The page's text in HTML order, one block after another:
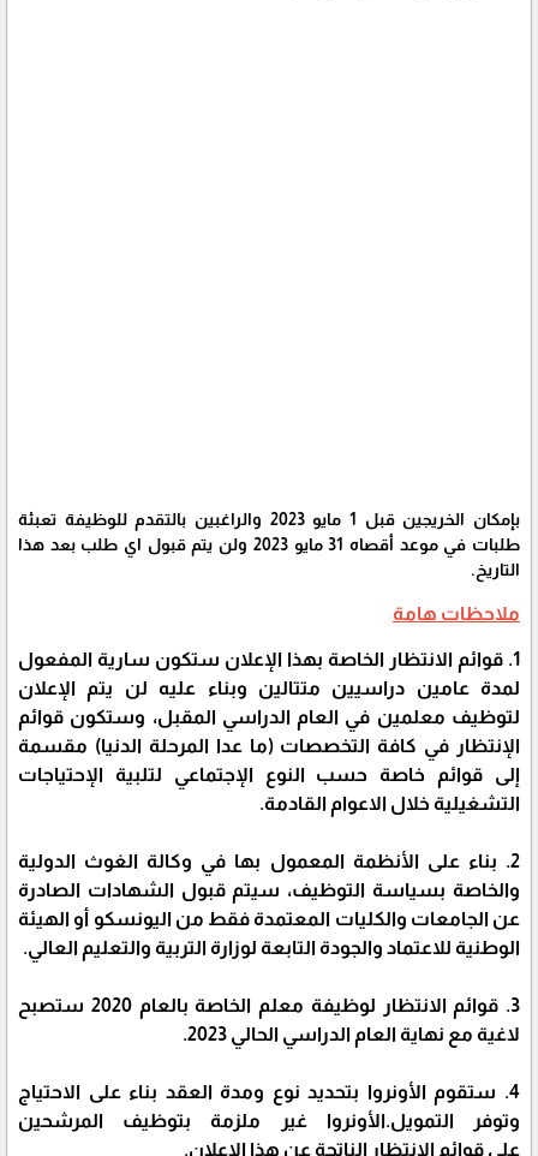
بإمكان الخريجين قبل 1 مايو 2023 والراغبين بالتقدم للوظيفة تعبئة
طلبات في موعد أقصاه 31 مايو 2023 ولن يتم قبول اي طلب بعد هذا
التاريخ.
ملاحظات هامة
1. قوائم الانتظار الخاصة بهذا الإعلان ستكون سارية المفعول
لمدة عامين دراسيين متتالين وبناء عليه لن يتم الإعلان
لتوظيف معلمين في العام الدراسي المقبل، وستكون قوائم
الإنتظار في كافة التخصصات (ما عدا المرحلة الدنيا) مقسمة
إلى قوائم خاصة حسب النوع الإجتماعي لتلبية الإحتياجات
التشغيلية خلال الاعوام القادمة.
2. بناء على الأنظمة المعمول بها في وكالة الغوث الدولية
والخاصة بسياسة التوظيف، سيتم قبول الشهادات الصادرة
عن الجامعات والكليات المعتمدة فقط من اليونسكو أو الهيئة
الوطنية للاعتماد والجودة التابعة لوزارة التربية والتعليم العالي.
3. قوائم الانتظار لوظيفة معلم الخاصة بالعام 2020 ستصبح
لاغية مع نهاية العام الدراسي الحالي 2023.
4. ستقوم الأونروا بتحديد نوع ومدة العقد بناء على الاحتياج
وتوفر التمويل.الأونروا غير ملزمة بتوظيف المرشحين
على قوائم الانتظار الناتجة عن هذا الإعلان.